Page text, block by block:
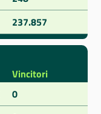
237.857
Vincitori
0